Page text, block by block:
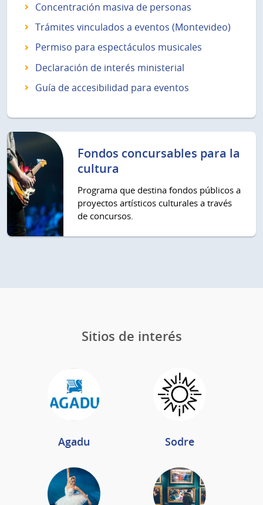
Concentración masiva de personas
Trámites vinculados a eventos (Montevideo)
Permiso para espectáculos musicales
Declaración de interés ministerial
Guía de accesibilidad para eventos
Fondos concursables para la
cultura
Programa que destina fondos públicos a
proyectos artísticos culturales a través
de concursos.
Sitios de interés
Agadu Sodre